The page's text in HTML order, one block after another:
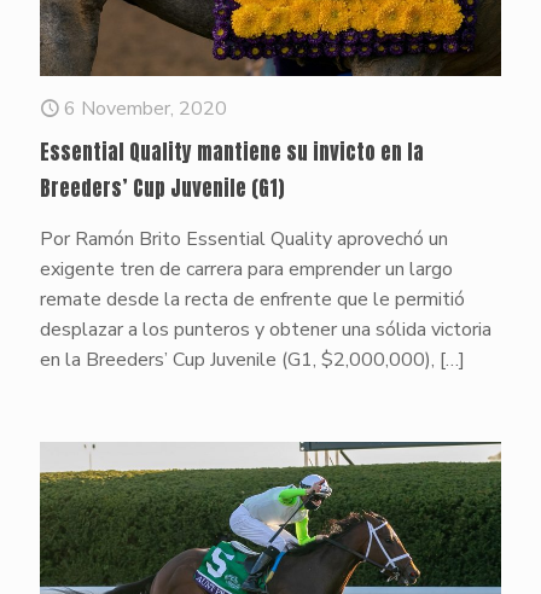
6 November, 2020
Essential Quality mantiene su invicto en la
Breeders’ Cup Juvenile (G1)
Por Ramón Brito Essential Quality aprovechó un
exigente tren de carrera para emprender un largo
remate desde la recta de enfrente que le permitió
desplazar a los punteros y obtener una sólida victoria
en la Breeders’ Cup Juvenile (G1, $2,000,000), […]